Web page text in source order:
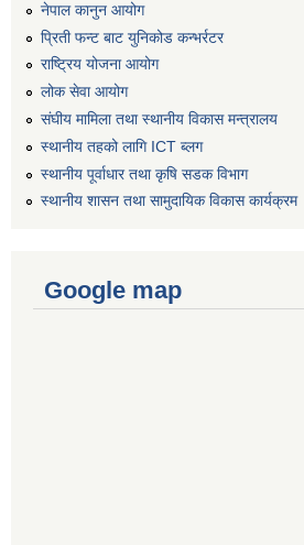
नेपाल कानुन आयोग
प्रिती फन्ट बाट युनिकोड कन्भर्रटर
राष्ट्रिय योजना आयोग
लोक सेवा आयोग
संघीय मामिला तथा स्थानीय विकास मन्त्रालय
स्थानीय तहको लागि ICT ब्लग
स्थानीय पूर्वाधार तथा कृषि सडक विभाग
स्थानीय शासन तथा सामुदायिक विकास कार्यक्रम
Google map